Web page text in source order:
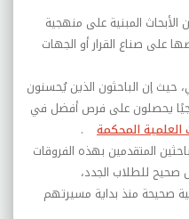
الأبحاث المبنية على منهجية
على صناع القرار أو الجهات
حيث إن الباحثون الذين يُحسنون
يحصلون على فرص أفضل في
العلمية المحكمة
.
المتقدمين بهذه الفروقات
للطلاب الجدد،
صحيحة منذ بداية مسيرتهم